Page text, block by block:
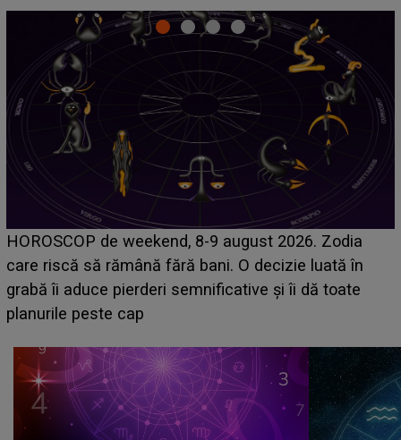
Emanuel a ținut ACEST DETALIU ASCUNS până
acum! În fața Alexandrei, concurentul din Casa Iubirii
face o MĂRTURISIRE NEAȘTEPTATĂ despre mama
sa: "I-am spus și ei în față, eu nu te iubesc pentru